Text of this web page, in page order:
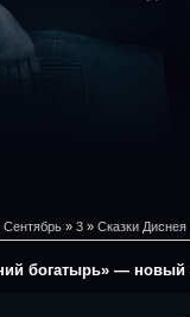
Сентябрь » 3 » Сказки Диснея
богатырь» — новый